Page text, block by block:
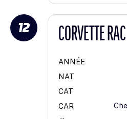
12 CORVETTE
ANNÉE
NAT
CAT
CAR